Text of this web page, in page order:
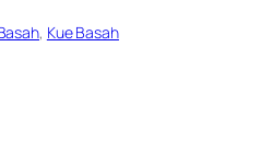
, Kue Basah